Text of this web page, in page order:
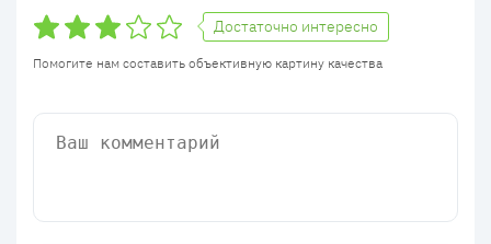
Достаточно интересно
Помогите нам составить объективную картину качества